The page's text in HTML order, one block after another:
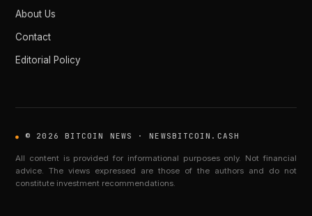
About Us
Contact
Editorial Policy
© 2026 BITCOIN NEWS · NEWSBITCOIN.CASH
All content is provided for informational purposes only. Not financial
advice. The views expressed are those of the authors and do not
constitute investment recommendations.